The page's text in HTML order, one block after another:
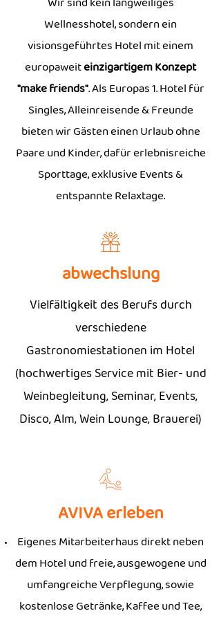
Wellnesshotel, sondern ein
visionsgeführtes Hotel mit einem
europaweiteinzigartigem Konzept
"make friends". Als Europas 1. Hotel für
Singles, Alleinreisende & Freunde
bieten wir Gästen einen Urlaub ohne
Paare und Kinder, dafür erlebnisreiche
Sporttage, exklusive Events &
entspannte Relaxtage.
abwechslung
AVIVA erleben
Eigenes Mitarbeiterhaus direkt neben
dem Hotel und freie, ausgewogene und
umfangreiche Verpflegung, sowie
kostenlose Getränke, Kaffee und Tee,
Vielfältigkeit des Berufs durch
verschiedene
Gastronomiestationen im Hotel
(hochwertiges Service mit Bier- und
Weinbegleitung, Seminar, Events,
Disco, Alm, Wein Lounge, Brauerei)